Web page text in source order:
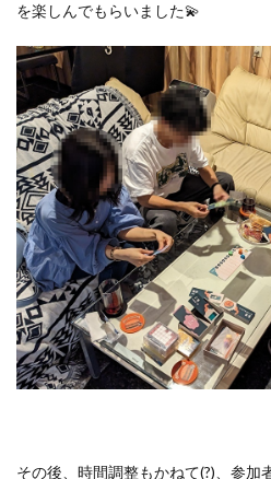
を楽しんでもらいました💫
その後、時間調整もかねて(?)、参加